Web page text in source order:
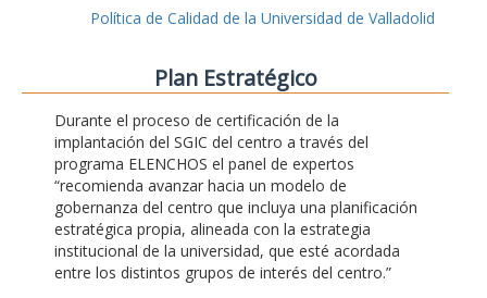
Política de Calidad de la Universidad de Valladolid
Plan Estratégico
Durante el proceso de certificación de la
implantación del SGIC del centro a través del
programa ELENCHOS el panel de expertos
“recomienda avanzar hacia un modelo de
gobernanza del centro que incluya una planificación
estratégica propia, alineada con la estrategia
institucional de la universidad, que esté acordada
entre los distintos grupos de interés del centro.”